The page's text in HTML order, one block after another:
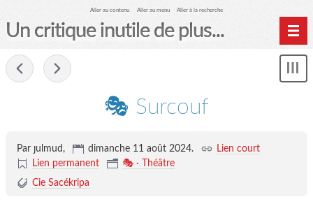
Aller au contenu Aller au menu Aller à la recherche
Un critique inutile de plus...
🎭 Surcouf
Par ȷulmud, dimanche 11 août 2024.
Lien court
Lien permanent
🎭 · Théâtre
Cie Sacékripa